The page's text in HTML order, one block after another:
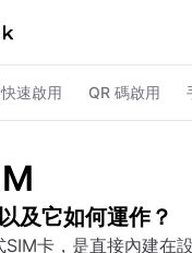
快速啟用 QR 碼啟用
及它如何運作？
SIM卡，是直接內建在